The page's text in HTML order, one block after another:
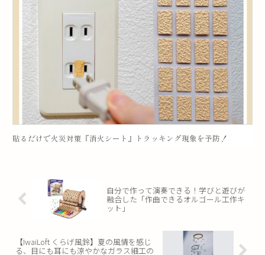
貼るだけで火災対策『消火シート』トラッキング現象を予防！
自分で作って演奏できる！学びと遊びが
融合した「作曲できるオルゴール工作キ
ット」
【IwaiLoft くらげ風鈴】夏の風情を感じ
る、目にも耳にも涼やかなガラス細工の